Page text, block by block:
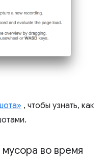
, чтобы узнать, как
во время